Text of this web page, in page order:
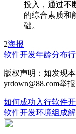
投入，通过不
的综合素质和
础。
2海报
软件开发年龄分布
版权声明：如发现
yrdown@88.com举
如何成功入行软件
软件开发环境组成